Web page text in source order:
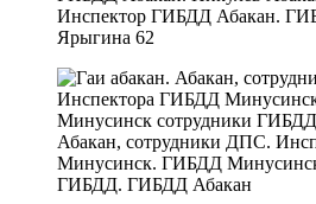
Инспектор ГИБДД Абакан.
Ярыгина 62
Абакан, сотрудники ДПС.
Минусинск. ГИБДД
ГИБДД. ГИБДД Абакан